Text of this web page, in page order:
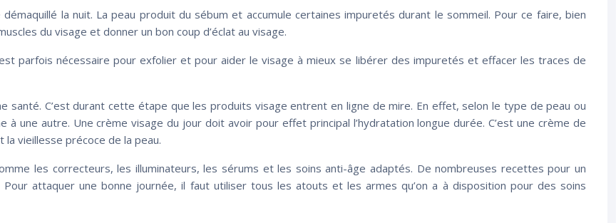
la nuit. La peau produit du sébum et accumule certaines impuretés durant le sommeil. Pour ce faire, bien
du visage et donner un bon coup d’éclat au visage.
parfois nécessaire pour exfolier et pour aider le visage à mieux se libérer des impuretés et effacer les traces de
santé. C’est durant cette étape que les produits visage entrent en ligne de mire. En effet, selon le type de peau ou
à une autre. Une crème visage du jour doit avoir pour effet principal l’hydratation longue durée. C’est une crème de
vieillesse précoce de la peau.
les correcteurs, les illuminateurs, les sérums et les soins anti-âge adaptés. De nombreuses recettes pour un
attaquer une bonne journée, il faut utiliser tous les atouts et les armes qu’on a à disposition pour des soins